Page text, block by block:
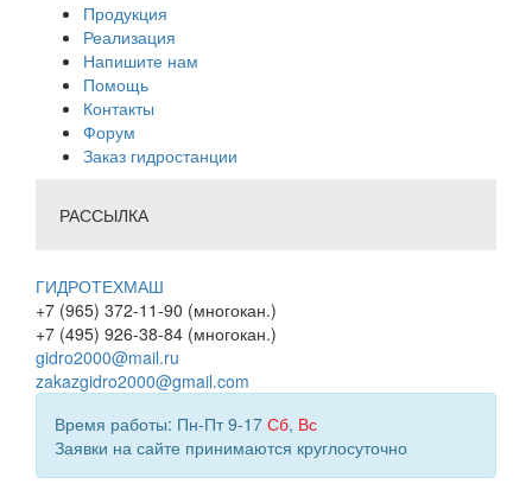
Продукция
Реализация
Напишите нам
Помощь
Контакты
Форум
Заказ гидростанции
РАССЫЛКА
ГИДРОТЕХМАШ
+7 (965) 372-11-90 (многокан.)
+7 (495) 926-38-84 (многокан.)
gidro2000@mail.ru
zakazgidro2000@gmail.com
Время работы: Пн-Пт 9-17 Сб, Вс
Заявки на сайте принимаются круглосуточно